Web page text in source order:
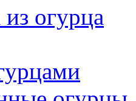
огурца